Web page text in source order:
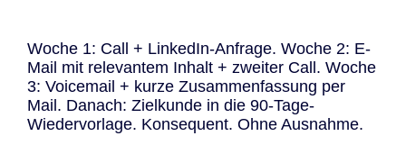
Woche 1: Call + LinkedIn-Anfrage. Woche 2: E-
Mail mit relevantem Inhalt + zweiter Call. Woche
3: Voicemail + kurze Zusammenfassung per
Mail. Danach: Zielkunde in die 90-Tage-
Wiedervorlage. Konsequent. Ohne Ausnahme.